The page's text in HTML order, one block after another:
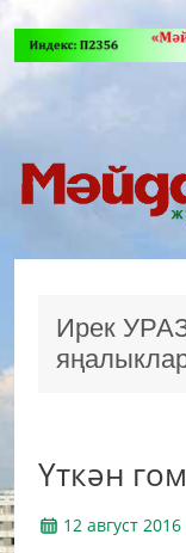
Ирек
Үткән
12 август 2016